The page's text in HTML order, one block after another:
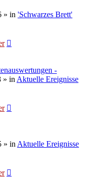
» in 'Schwarzes Brett'
-
» in Aktuelle Ereignisse
» in Aktuelle Ereignisse